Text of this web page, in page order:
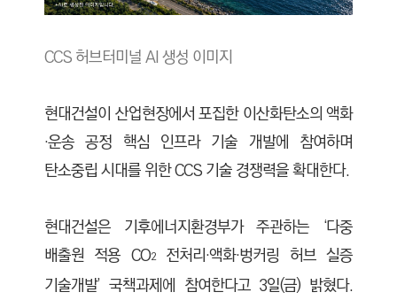
CCS 허브터미널 AI 생성 이미지
현대건설이 산업현장에서 포집한 이산화탄소의 액화
·운송 공정 핵심 인프라 기술 개발에 참여하며
탄소중립 시대를 위한 CCS 기술 경쟁력을 확대한다.
현대건설은 기후에너지환경부가 주관하는 ‘다중
배출원 적용 CO2전처리·액화·벙커링 허브 실증
기술개발’ 국책과제에 참여한다고 3일(금) 밝혔다.